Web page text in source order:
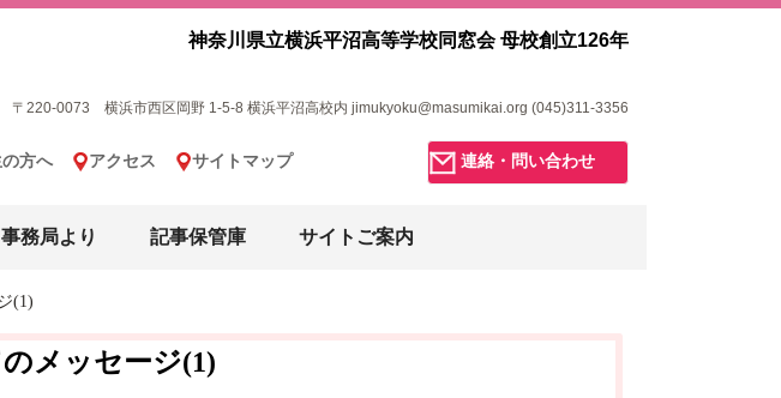
神奈川県立横浜平沼高等学校同窓会 母校創立126年
〒220-0073 横浜市西区岡野 1-5-8 横浜平沼高校内 jimukyoku@masumikai.org (045)311-3356
連絡・問い合わせ
方へ アクセス サイトマップ
事務局より 記事保管庫 サイトご案内
(1)
メッセージ(1)